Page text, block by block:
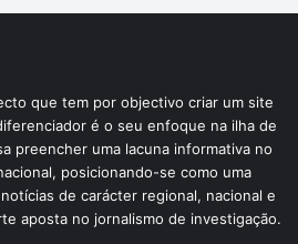
que tem por objectivo criar um site
é o seu enfoque na ilha de
preencher uma lacuna informativa no
posicionando-se como uma
de carácter regional, nacional e
aposta no jornalismo de investigação.